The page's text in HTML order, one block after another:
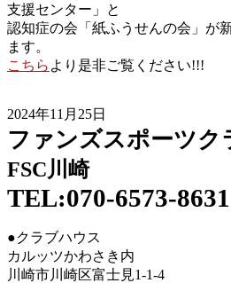
支援センター」と
認知症の会「紙ふうせんの会」が
ます。
こちら より是非ご覧ください!!!
2024年11月25日
ファンズスポーツク
FSC川崎
TEL:070-6573-8631
●クラブハウス
カルッツかわさき内
川崎市川崎区富士見1-1-4